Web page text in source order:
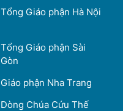
Tổng Giáo phận Hà Nội
Tổng Giáo phận Sài
Gòn
Giáo phận Nha Trang
Dòng Chúa Cứu Thế